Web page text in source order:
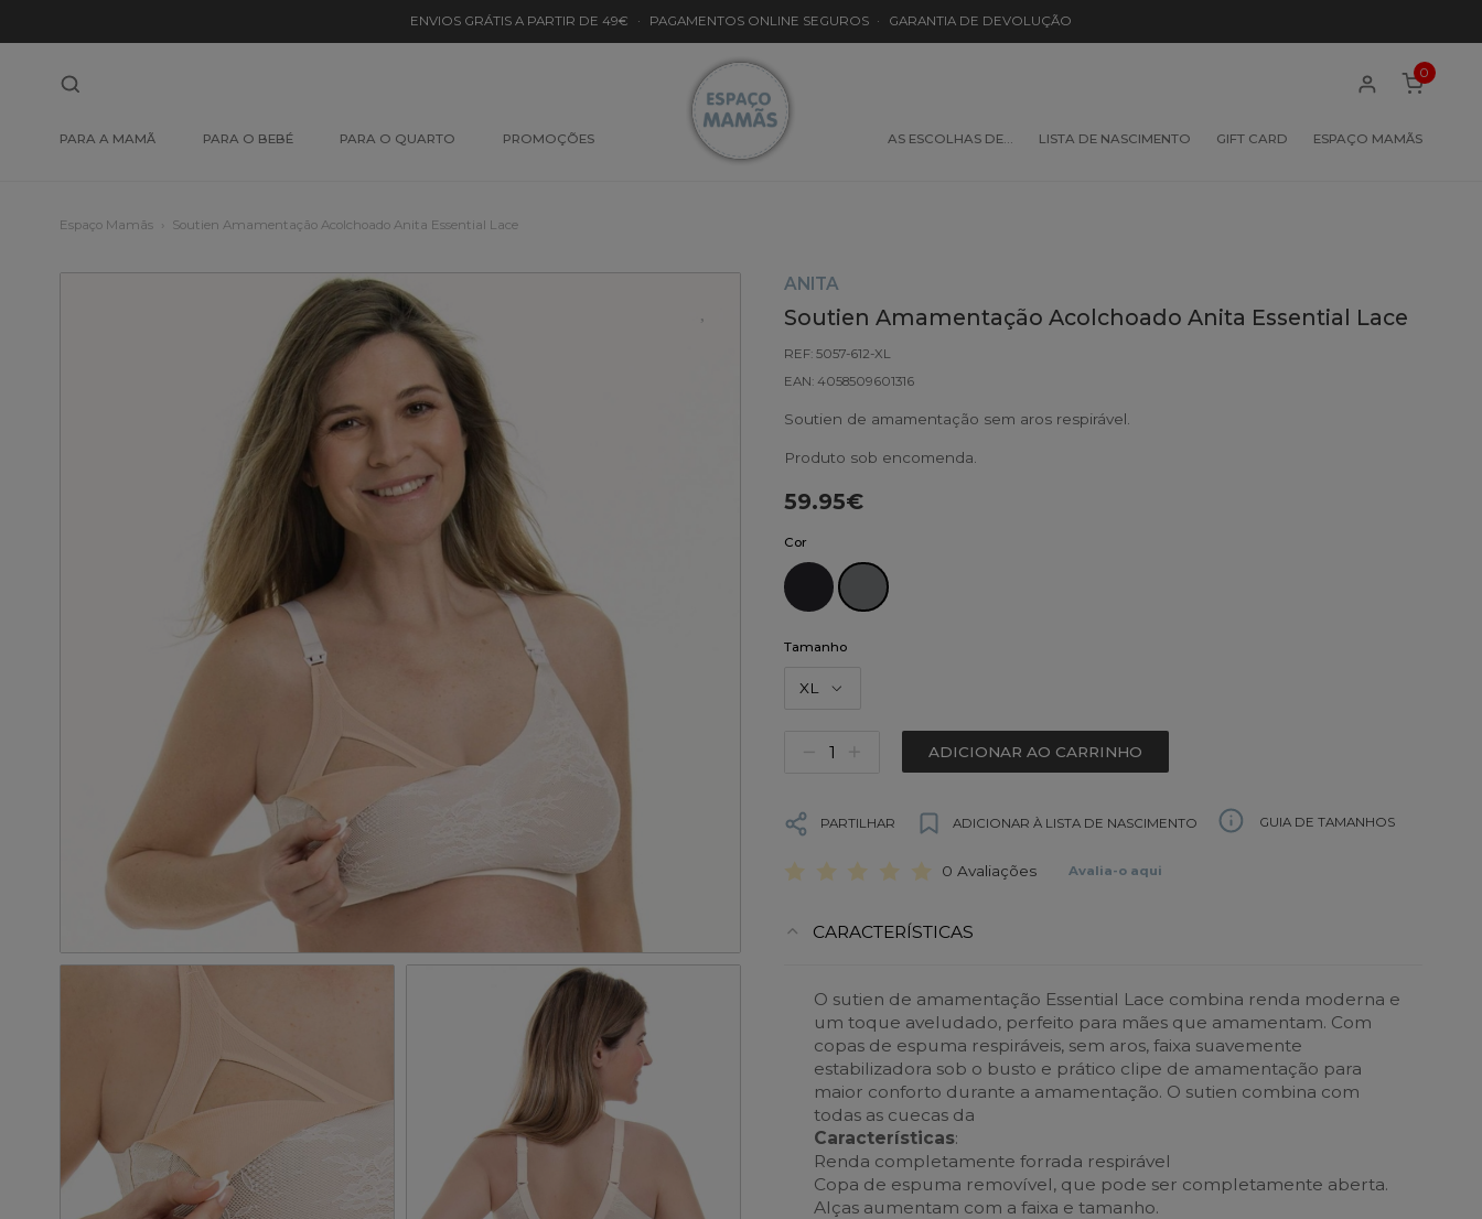
ENVIOS GRÁTIS A PARTIR DE 49€ · PAGAMENTOS ONLINE SEGUROS · GARANTIA DE DEVOLUÇÃO
PARA A MAMÃ PARA O BEBÉ PARA O QUARTO PROMOÇÕES AS ESCOLHAS DE… LISTA DE NASCIMENTO GIFT CARD ESPAÇO MAMÃS
0
Espaço Mamãs Soutien Amamentação Acolchoado Anita Essential Lace
ANITA
Soutien Amamentação Acolchoado Anita Essential Lace
REF: 5057-612-XL
EAN: 4058509601316
Soutien de amamentação sem aros respirável.
Produto sob encomenda.
59.95€
Cor
Tamanho
XL
ADICIONAR AO CARRINHO
PARTILHAR ADICIONAR À LISTA DE NASCIMENTO GUIA DE TAMANHOS
0 Avaliações Avalia-o aqui
CARACTERÍSTICAS
O sutien de amamentação Essential Lace combina renda moderna e
um toque aveludado, perfeito para mães que amamentam. Com
copas de espuma respiráveis, sem aros, faixa suavemente
estabilizadora sob o busto e prático clipe de amamentação para
maior conforto durante a amamentação. O sutien combina com
todas as cuecas da
Características:
Renda completamente forrada respirável
Copa de espuma removível, que pode ser completamente aberta.
Alças aumentam com a faixa e tamanho.